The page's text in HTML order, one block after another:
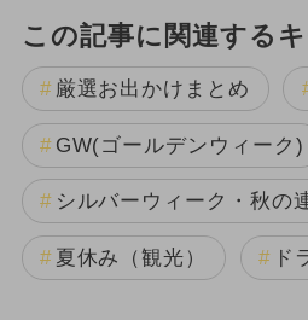
この記事に関連する
厳選お出かけまとめ
GW(ゴールデンウィーク)
シルバーウィーク・秋の
夏休み（観光） ド